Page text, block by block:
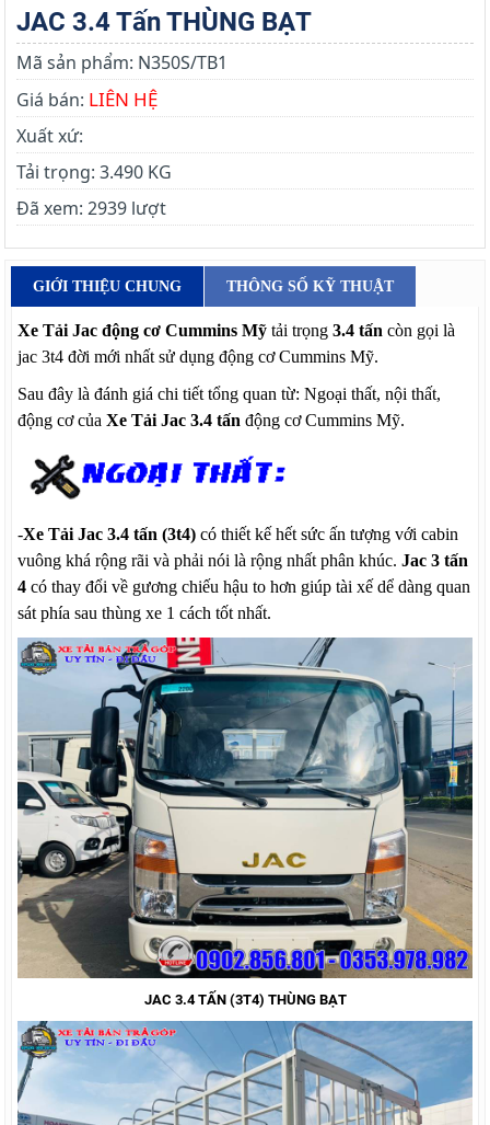
JAC 3.4 Tấn THÙNG BẠT
Mã sản phẩm: N350S/TB1
Giá bán: LIÊN HỆ
Xuất xứ:
Tải trọng: 3.490 KG
Đã xem: 2939 lượt
GIỚI THIỆU CHUNG THÔNG SỐ KỸ THUẬT
Xe Tải Jac động cơ Cummins Mỹ tải trọng3.4 tấn còn gọi là
jac 3t4 đời mới nhất sử dụng động cơ Cummins Mỹ.
Sau đây là đánh giá chi tiết tổng quan từ: Ngoại thất, nội thất,
động cơ củaXe Tải Jac 3.4 tấn động cơ Cummins Mỹ.
-Xe Tải Jac 3.4 tấn (3t4) có thiết kế hết sức ấn tượng với cabin
vuông khá rộng rãi và phải nói là rộng nhất phân khúc. Jac 3 tấn
4 có thay đổi về gương chiếu hậu to hơn giúp tài xế dể dàng quan
sát phía sau thùng xe 1 cách tốt nhất.
JAC 3.4 TẤN (3T4) THÙNG BẠT